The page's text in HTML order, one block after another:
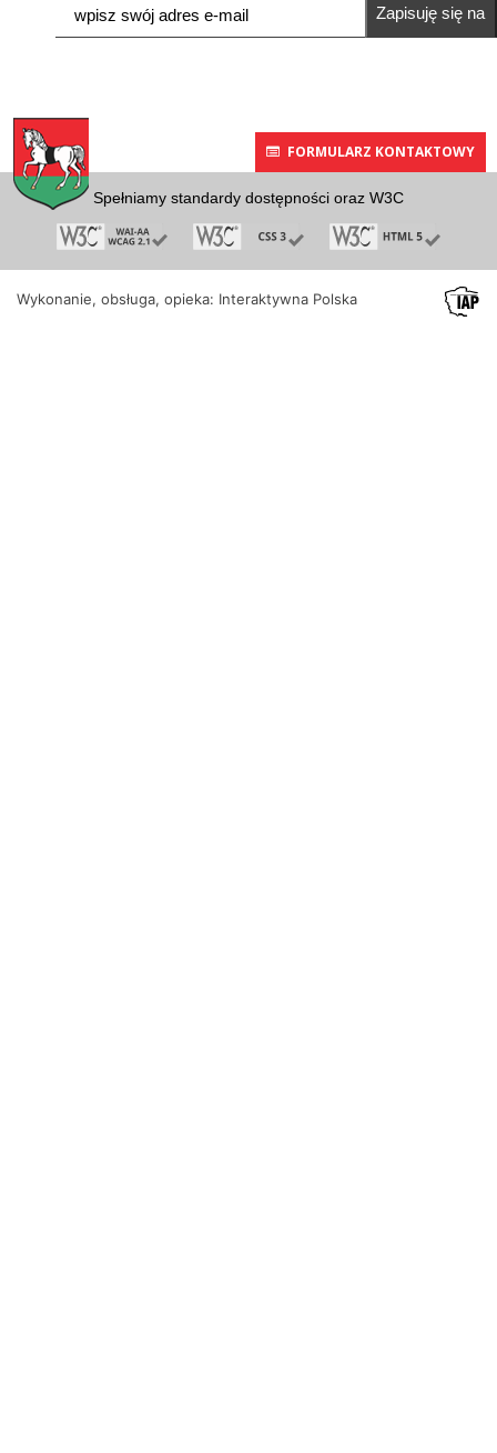
Zapisuję się na
FORMULARZ KONTAKTOWY
Spełniamy standardy dostępności oraz W3C
Wykonanie, obsługa, opieka: Interaktywna Polska